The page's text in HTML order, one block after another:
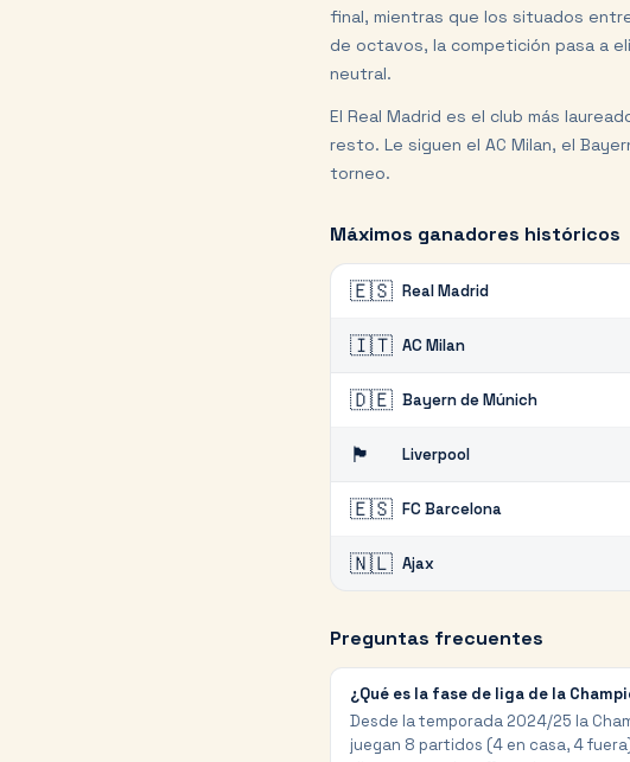
final, mientras que los situados
de octavos, la competición pasa a
neutral.
El Real Madrid es el club más
resto. Le siguen el AC Milan, el
torneo.
Máximos ganadores históricos
🇪🇸 Real Madrid
🇮🇹 AC Milan
🇩🇪 Bayern de Múnich
🏴󠁧󠁢󠁥󠁮󠁧󠁿 Liverpool
🇪🇸 FC Barcelona
🇳🇱 Ajax
Preguntas frecuentes
¿Qué es la fase de liga de la
Desde la temporada 2024/25 la
juegan 8 partidos (4 en casa, 4